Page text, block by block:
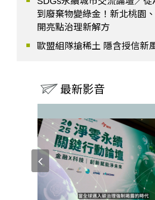
到廢棄物變綠金！新北桃園
開亮點治理新解方
歐盟組隊搶稀土 隱含授信新
最新影音